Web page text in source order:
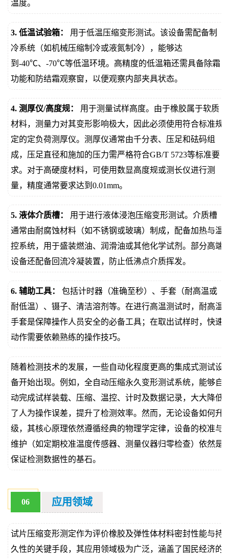
温度。
3. 低温试验箱：
用于低温压缩变形测试。该设备需配备制
冷系统（如机械压缩制冷或液氮制冷），能够达
到-40℃、-70℃等低温环境。高精度的低温箱还需具备除霜
功能和防结霜观察窗，以便观察内部夹具状态。
4. 测厚仪/高度规：
用于测量试样高度。由于橡胶属于软质
材料，测量力对其变形影响极大，因此必须使用符合标准规
定的定负荷测厚仪。测厚仪通常由千分表、压足和砝码组
成，压足直径和施加的压力需严格符合GB/T 5723等标准要
求。对于高硬度材料，可使用数显高度规或测长仪进行测
量，精度通常要求达到0.01mm。
5. 液体介质槽：
用于进行液体浸泡压缩变形测试。介质槽
通常由耐腐蚀材料（如不锈钢或玻璃）制成，配备加热与温
控系统，用于盛装燃油、润滑油或其他化学试剂。部分高端
设备还配备回流冷凝装置，防止低沸点介质挥发。
6. 辅助工具：
包括计时器（准确至秒）、手套（耐高温或
耐低温）、镊子、清洁溶剂等。在进行高温测试时，耐高温
手套是保障操作人员安全的必备工具；在取出试样时，快速
动作需要依赖熟练的操作技巧。
随着检测技术的发展，一些自动化程度更高的集成式测试设
备开始出现。例如，全自动压缩永久变形测试系统，能够自
动完成试样装载、压缩、温控、计时及数据记录，大大降低
了人为操作误差，提升了检测效率。然而，无论设备如何升
级，其核心原理依然遵循经典的物理学定律，设备的校准与
维护（如定期校准温度传感器、测量仪器归零检查）依然是
保证检测数据性的基石。
06 应用领域
试片压缩变形测定作为评价橡胶及弹性体材料密封性能与持
久性的关键手段，其应用领域极为广泛，涵盖了国民经济的